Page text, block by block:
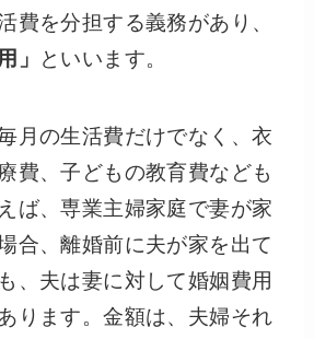
費を分担する義務があり、
」 といいます。
月の生活費だけでなく、衣
費、子どもの教育費なども
ば、専業主婦家庭で妻が家
合、離婚前に夫が家を出て
、夫は妻に対して婚姻費用
ります。金額は、夫婦それ